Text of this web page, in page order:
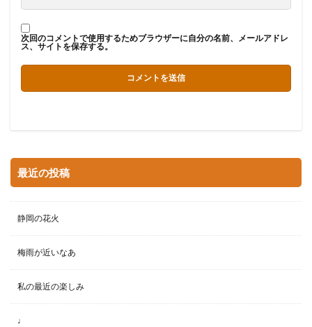
次回のコメントで使用するためブラウザーに自分の名前、メールアドレ
ス、サイトを保存する。
最近の投稿
静岡の花火
梅雨が近いなあ
私の最近の楽しみ
♩